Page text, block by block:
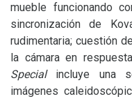
mueble funcionando
sincronización de
rudimentaria; cuestión
la cámara en
Specialincluye una
imágenes